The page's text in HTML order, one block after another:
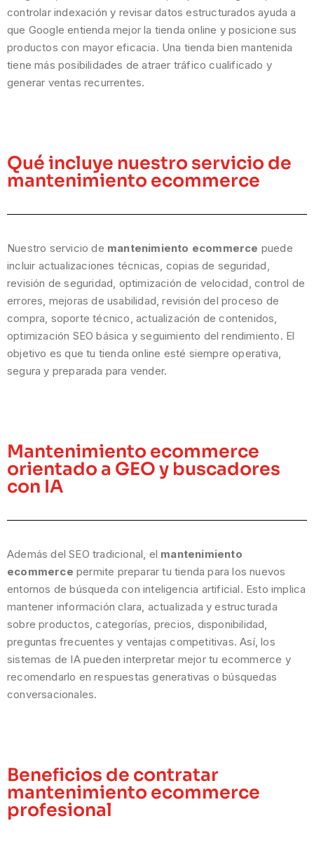
controlar indexación y revisar datos estructurados ayuda a
que Google entienda mejor la tienda online y posicione sus
productos con mayor eficacia. Una tienda bien mantenida
tiene más posibilidades de atraer tráfico cualificado y
generar ventas recurrentes.
Qué incluye nuestro servicio de
mantenimiento ecommerce
Nuestro servicio de mantenimiento ecommerce puede
incluir actualizaciones técnicas, copias de seguridad,
revisión de seguridad, optimización de velocidad, control de
errores, mejoras de usabilidad, revisión del proceso de
compra, soporte técnico, actualización de contenidos,
optimización SEO básica y seguimiento del rendimiento. El
objetivo es que tu tienda online esté siempre operativa,
segura y preparada para vender.
Mantenimiento ecommerce
orientado a GEO y buscadores
con IA
Además del SEO tradicional, el mantenimiento
ecommerce permite preparar tu tienda para los nuevos
entornos de búsqueda con inteligencia artificial. Esto implica
mantener información clara, actualizada y estructurada
sobre productos, categorías, precios, disponibilidad,
preguntas frecuentes y ventajas competitivas. Así, los
sistemas de IA pueden interpretar mejor tu ecommerce y
recomendarlo en respuestas generativas o búsquedas
conversacionales.
Beneficios de contratar
mantenimiento ecommerce
profesional